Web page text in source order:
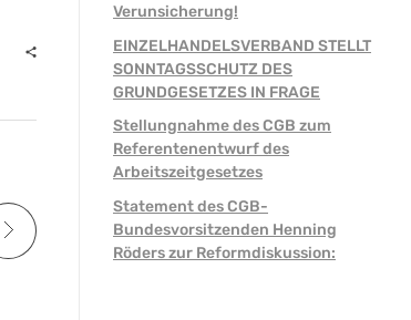
Verunsicherung!
EINZELHANDELSVERBAND STELLT
SONNTAGSSCHUTZ DES
GRUNDGESETZES IN FRAGE
Stellungnahme des CGB zum
Referentenentwurf des
Arbeitszeitgesetzes
Statement des CGB-
Bundesvorsitzenden Henning
Röders zur Reformdiskussion: